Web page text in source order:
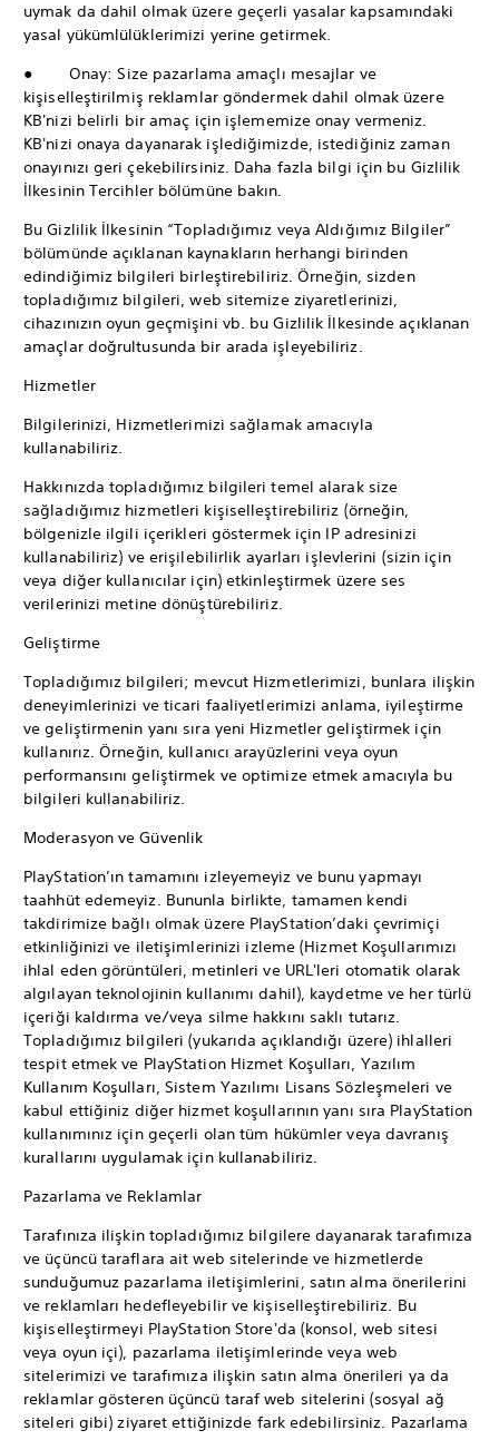
uymak da dahil olmak üzere geçerli yasalar kapsamındaki
yasal yükümlülüklerimizi yerine getirmek.
● Onay: Size pazarlama amaçlı mesajlar ve
kişiselleştirilmiş reklamlar göndermek dahil olmak üzere
KB'nizi belirli bir amaç için işlememize onay vermeniz.
KB'nizi onaya dayanarak işlediğimizde, istediğiniz zaman
onayınızı geri çekebilirsiniz. Daha fazla bilgi için bu Gizlilik
İlkesinin Tercihler bölümüne bakın.
Bu Gizlilik İlkesinin “Topladığımız veya Aldığımız Bilgiler”
bölümünde açıklanan kaynakların herhangi birinden
edindiğimiz bilgileri birleştirebiliriz. Örneğin, sizden
topladığımız bilgileri, web sitemize ziyaretlerinizi,
cihazınızın oyun geçmişini vb. bu Gizlilik İlkesinde açıklanan
amaçlar doğrultusunda bir arada işleyebiliriz.
Hizmetler
Bilgilerinizi, Hizmetlerimizi sağlamak amacıyla
kullanabiliriz.
Hakkınızda topladığımız bilgileri temel alarak size
sağladığımız hizmetleri kişiselleştirebiliriz (örneğin,
bölgenizle ilgili içerikleri göstermek için IP adresinizi
kullanabiliriz) ve erişilebilirlik ayarları işlevlerini (sizin için
veya diğer kullanıcılar için) etkinleştirmek üzere ses
verilerinizi metine dönüştürebiliriz.
Geliştirme
Topladığımız bilgileri; mevcut Hizmetlerimizi, bunlara ilişkin
deneyimlerinizi ve ticari faaliyetlerimizi anlama, iyileştirme
ve geliştirmenin yanı sıra yeni Hizmetler geliştirmek için
kullanırız. Örneğin, kullanıcı arayüzlerini veya oyun
performansını geliştirmek ve optimize etmek amacıyla bu
bilgileri kullanabiliriz.
Moderasyon ve Güvenlik
PlayStation’ın tamamını izleyemeyiz ve bunu yapmayı
taahhüt edemeyiz. Bununla birlikte, tamamen kendi
takdirimize bağlı olmak üzere PlayStation’daki çevrimiçi
etkinliğinizi ve iletişimlerinizi izleme (Hizmet Koşullarımızı
ihlal eden görüntüleri, metinleri ve URL'leri otomatik olarak
algılayan teknolojinin kullanımı dahil), kaydetme ve her türlü
içeriği kaldırma ve/veya silme hakkını saklı tutarız.
Topladığımız bilgileri (yukarıda açıklandığı üzere) ihlalleri
tespit etmek ve PlayStation Hizmet Koşulları, Yazılım
Kullanım Koşulları, Sistem Yazılımı Lisans Sözleşmeleri ve
kabul ettiğiniz diğer hizmet koşullarının yanı sıra PlayStation
kullanımınız için geçerli olan tüm hükümler veya davranış
kurallarını uygulamak için kullanabiliriz.
Pazarlama ve Reklamlar
Tarafınıza ilişkin topladığımız bilgilere dayanarak tarafımıza
ve üçüncü taraflara ait web sitelerinde ve hizmetlerde
sunduğumuz pazarlama iletişimlerini, satın alma önerilerini
ve reklamları hedefleyebilir ve kişiselleştirebiliriz. Bu
kişiselleştirmeyi PlayStation Store'da (konsol, web sitesi
veya oyun içi), pazarlama iletişimlerinde veya web
sitelerimizi ve tarafımıza ilişkin satın alma önerileri ya da
reklamlar gösteren üçüncü taraf web sitelerini (sosyal ağ
siteleri gibi) ziyaret ettiğinizde fark edebilirsiniz. Pazarlama